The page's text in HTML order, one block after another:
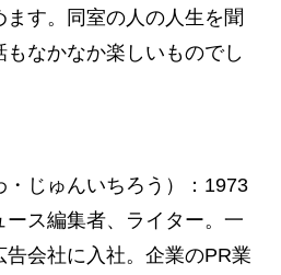
す。同室の人の人生を聞
なかなか楽しいものでし
・じゅんいちろう）：1973
ス編集者、ライター。一
会社に入社。企業のPR業